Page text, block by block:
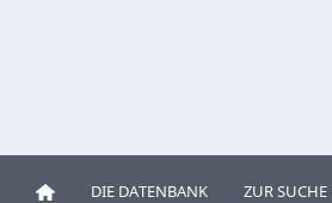
DIE DATENBANK ZUR SUCHE